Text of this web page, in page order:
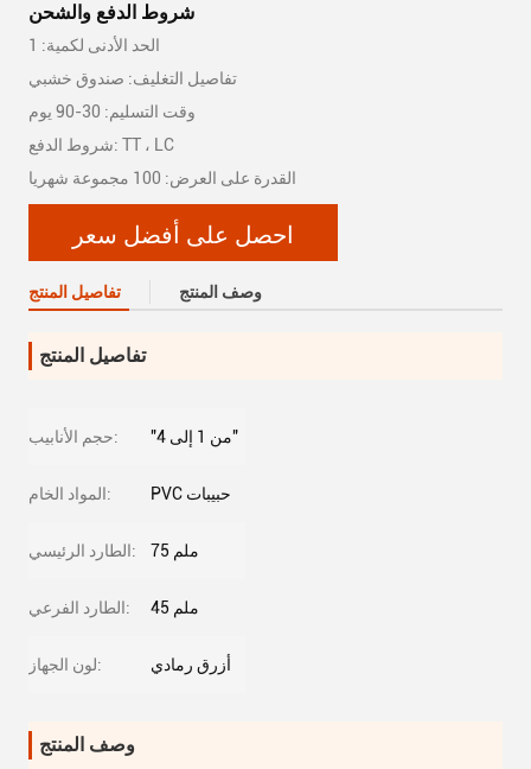
شروط الدفع والشحن
الحد الأدنى لكمية: 1
تفاصيل التغليف: صندوق خشبي
وقت التسليم: 30-90 يوم
شروط الدفع: TT ، LC
القدرة على العرض: 100 مجموعة شهريا
احصل على أفضل سعر
تفاصيل المنتج وصف المنتج
تفاصيل المنتج
حجم الأنابيب: "من 1 إلى 4"
المواد الخام: PVC حبيبات
الطارد الرئيسي: 75 ملم
الطارد الفرعي: 45 ملم
لون الجهاز: أزرق رمادي
وصف المنتج